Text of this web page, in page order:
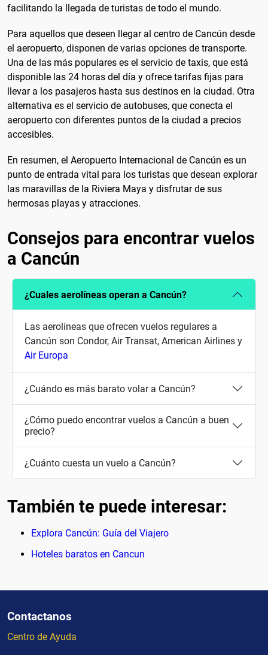
facilitando la llegada de turistas de todo el mundo.
Para aquellos que deseen llegar al centro de Cancún desde
el aeropuerto, disponen de varias opciones de transporte.
Una de las más populares es el servicio de taxis, que está
disponible las 24 horas del día y ofrece tarifas fijas para
llevar a los pasajeros hasta sus destinos en la ciudad. Otra
alternativa es el servicio de autobuses, que conecta el
aeropuerto con diferentes puntos de la ciudad a precios
accesibles.
En resumen, el Aeropuerto Internacional de Cancún es un
punto de entrada vital para los turistas que desean explorar
las maravillas de la Riviera Maya y disfrutar de sus
hermosas playas y atracciones.
Consejos para encontrar vuelos
a Cancún
¿Cuales aerolíneas operan a Cancún?
Las aerolíneas que ofrecen vuelos regulares a
Cancún son Condor, Air Transat, American Airlines y
Air Europa
¿Cuándo es más barato volar a Cancún?
¿Cómo puedo encontrar vuelos a Cancún a buen
precio?
¿Cuánto cuesta un vuelo a Cancún?
También te puede interesar:
Explora Cancún: Guía del Viajero
Hoteles baratos en Cancun
Contactanos
Centro de Ayuda